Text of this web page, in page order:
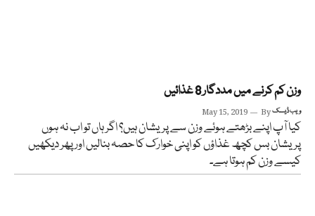
وزن کم کرنے میں مددگار 8 غذائیں
May 15, 2019 Byویب ڈیسک
کیا آپ اپنے بڑھتے ہوئے وزن سے پریشان ہیں؟ اگر ہاں تو اب نہ ہوں
پریشان بس کچھ غذاؤں کو اپنی خوارک کا حصہ بنالیں اور پھر دیکھیں
کیسے وزن کم ہوتا ہے۔